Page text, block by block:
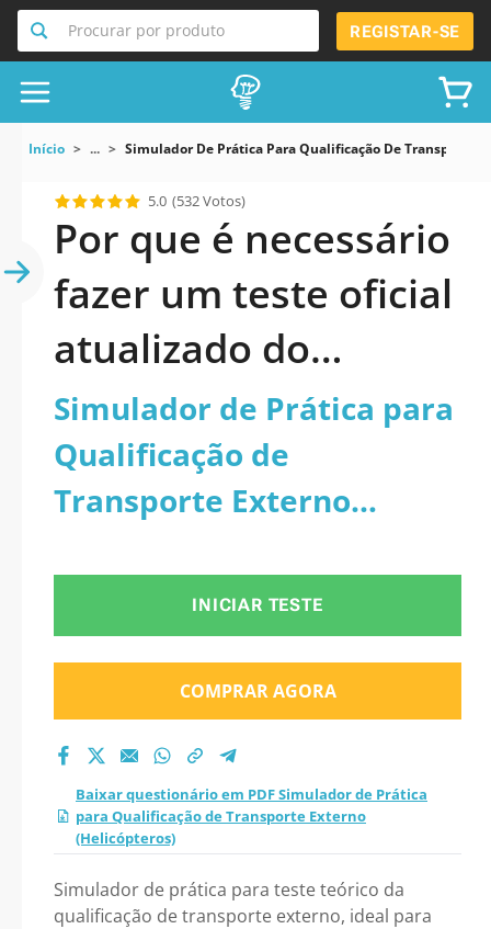
Procurar por produto REGISTAR-SE
Início ... Simulador De Prática Para Qualificação De Transporte
5.0 (532 Votos)
Por que é necessário
fazer um teste oficial
atualizado do
Simulador de Prática
para Qualificação de
Transporte Externo
(Helicópteros) 2026?
Simulador de Prática para
Qualificação de
Transporte Externo
INICIAR TESTE
COMPRAR AGORA
Baixar questionário em PDF Simulador de Prática
para Qualificação de Transporte Externo
(Helicópteros)
Simulador de prática para teste teórico da
qualificação de transporte externo, ideal para